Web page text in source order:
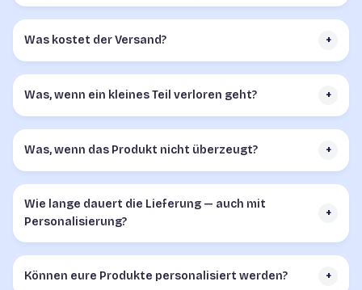
Was kostet der Versand? +
Was, wenn ein kleines Teil verloren geht? +
Was, wenn das Produkt nicht überzeugt? +
Wie lange dauert die Lieferung — auch mit
Personalisierung?
+
Können eure Produkte personalisiert werden? +